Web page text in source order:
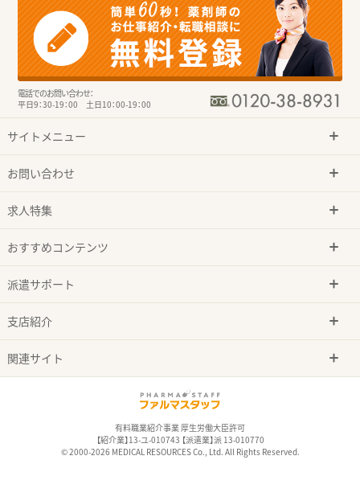
電話でのお問い合わせ：
平日9：30-19：00 土日10：00-19：00
サイトメニュー
お問い合わせ
求人特集
おすすめコンテンツ
派遣サポート
支店紹介
関連サイト
有料職業紹介事業 厚生労働大臣許可
【紹介業】13-ユ-010743 【派遣業】派 13-010770
© 2000-2026 MEDICAL RESOURCES Co., Ltd. All Rights Reserved.